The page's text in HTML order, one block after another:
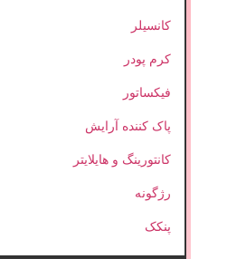
کانسیلر
کرم پودر
فیکساتور
پاک کننده آرایش
کانتورینگ و هایلایتر
رژگونه
پنکک